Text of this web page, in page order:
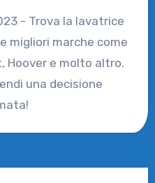
- Trova la lavatrice
migliori marche come
Hoover e molto altro.
una decisione